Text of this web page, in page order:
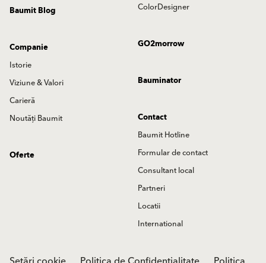
ColorDesigner
Baumit Blog
GO2morrow
Companie
Istorie
Viziune & Valori
Carieră
Noutăți Baumit
Bauminator
Contact
Baumit Hotline
Formular de contact
Consultant local
Partneri
Locatii
International
Oferte